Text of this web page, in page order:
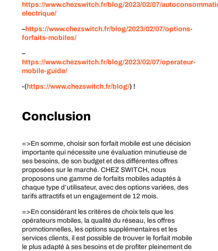
https://www.chezswitch.fr/blog/2023/02/07/
electrique/
–https://www.chezswitch.fr/blog/2023/02/07/options-
forfaits-mobiles/
–
https://www.chezswitch.fr/blog/2023/02/07/operateur-
mobile-guide/
-(https://www.chezswitch.fr/blog/) !
Conclusion
=>En somme, choisir son forfait mobile est une décision
importante qui nécessite une évaluation minutieuse de
ses besoins, de son budget et des différentes offres
proposées sur le marché. CHEZ SWITCH, nous
proposons une gamme de forfaits mobiles adaptés à
chaque type d’utilisateur, avec des options variées, des
tarifs attractifs et un engagement de 12 mois.
=>En considérant les critères de choix tels que les
opérateurs mobiles, la qualité du réseau, les offres
promotionnelles, les options supplémentaires et les
services clients, il est possible de trouver le forfait mobile
le plus adapté à ses besoins et de profiter pleinement de